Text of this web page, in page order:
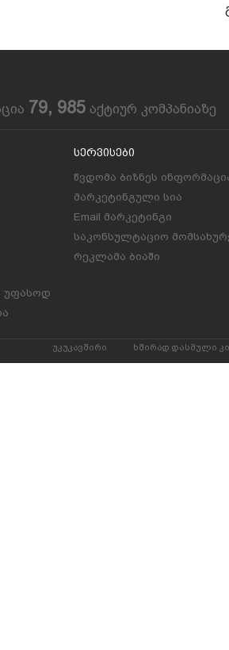
79, 985 აქტიურ კომპანიაზე
უფასოდ
Სერვისები
წვდომა ბიზნეს
მარკეტინგული სია
Email მარკეტინგი
საკონსულტაციო
რეკლამა ბიაში
უკუკავშირი ხშირად დასმული